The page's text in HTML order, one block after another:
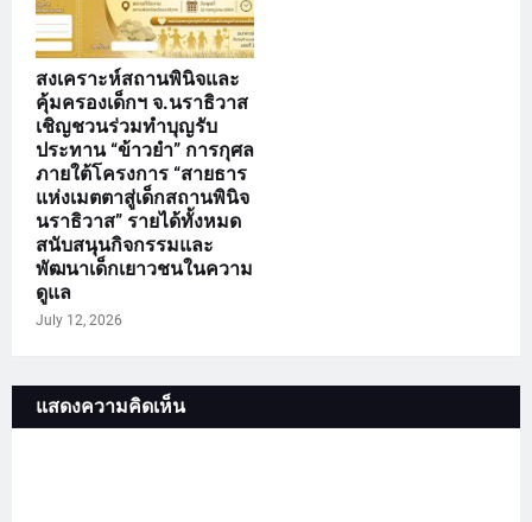
สงเคราะห์สถานพินิจและ
คุ้มครองเด็กฯ จ.นราธิวาส
เชิญชวนร่วมทำบุญรับ
ประทาน “ข้าวยำ” การกุศล
ภายใต้โครงการ “สายธาร
แห่งเมตตาสู่เด็กสถานพินิจ
นราธิวาส” รายได้ทั้งหมด
สนับสนุนกิจกรรมและ
พัฒนาเด็กเยาวชนในความ
ดูแล
July 12, 2026
แสดงความคิดเห็น